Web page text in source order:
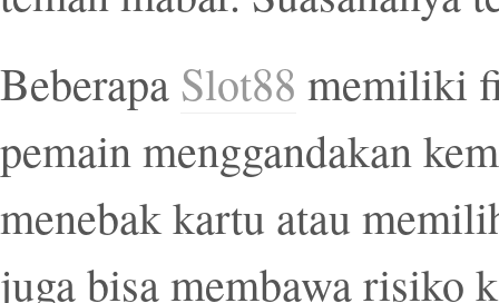
Beberapa Slot88 memiliki
pemain menggandakan
menebak kartu atau
juga bisa membawa risiko